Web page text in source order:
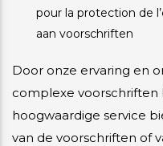
pour la protection de
aan voorschriften
Door onze ervaring en
complexe voorschriften
hoogwaardige service
van de voorschriften of